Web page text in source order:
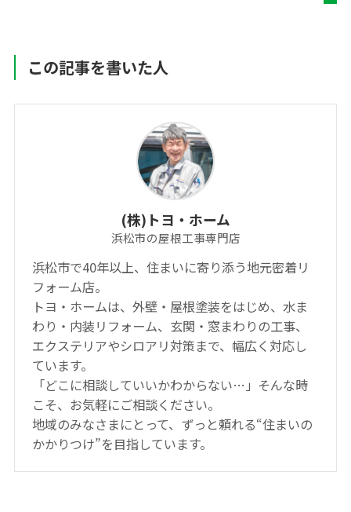
この記事を書いた人
(株)トヨ・ホーム
浜松市の屋根工事専門店
浜松市で40年以上、住まいに寄り添う地元密着リ
フォーム店。
トヨ・ホームは、外壁・屋根塗装をはじめ、水ま
わり・内装リフォーム、玄関・窓まわりの工事、
エクステリアやシロアリ対策まで、幅広く対応し
ています。
「どこに相談していいかわからない…」そんな時
こそ、お気軽にご相談ください。
地域のみなさまにとって、ずっと頼れる“住まいの
かかりつけ”を目指しています。